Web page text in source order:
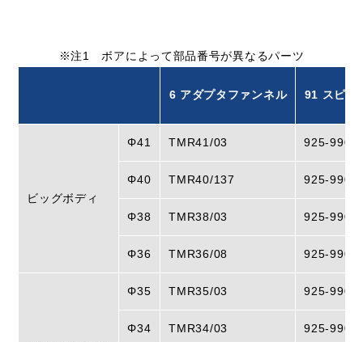
※注1 ボアによって部品番号が異なるパーツ
6 アダプタファンネル 91 スピゴ
ビッグボディ
Φ41 TMR41/03 925-
Φ40 TMR40/137 925-
Φ38 TMR38/03 925-
Φ36 TMR36/08 925-
Φ35 TMR35/03 925-
Φ34 TMR34/03 925-